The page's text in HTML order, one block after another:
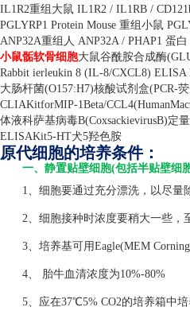
IL1R2重组大鼠 IL1R2 / IL1RB /
PGLYRP1 Protein Mouse 重组小鼠
ANP32A重组人 ANP32A / PHAP1 蛋白
小鼠骺软骨细胞大鼠谷酰胺合成酶
Rabbit ierleukin 8 (IL-8/CXCL8) ELISA
大肠杆菌(O157:H7)核酸试剂盒(PCR-
CLIAKitforMIP-1Beta/
体液科萨基病毒B(CoxsackievirusB)定量
ELISAKit5-HT犬5羟色胺
原代细胞的培养条件：
一、静置贴壁细胞(包括半贴壁细
1、细胞要通过充分漂洗，以尽量
2、细胞接种时浓度要稍大一些，至
3、培养基可用Eagle(MEM Corning
4、 胎牛血清浓度为10%-80%
5、应在37℃5% CO2的培养箱中培